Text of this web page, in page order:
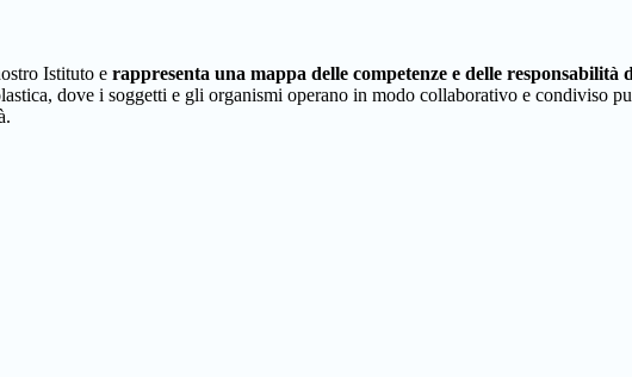
Istituto e rappresenta una mappa delle competenze e delle responsabilità
dove i soggetti e gli organismi operano in modo collaborativo e condiviso